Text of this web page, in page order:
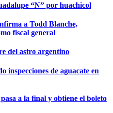
“N” por huachicol
a Todd Blanche,
fiscal general
del astro argentino
inspecciones de aguacate en
a la final y obtiene el boleto